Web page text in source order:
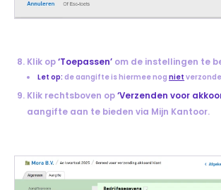
Klik op‘Toepassen’ om de instellingen te
Let op:de aangifte is hiermee nogniet
Klik rechtsboven op‘Verzenden voor
aangifte aan te bieden via Mijn Kantoor.